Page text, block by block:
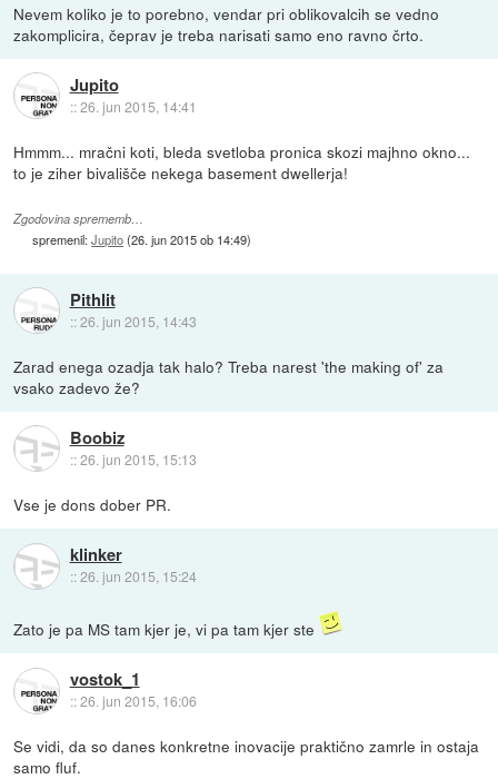
Nevem koliko je to porebno, vendar pri oblikovalcih se vedno
zakomplicira, čeprav je treba narisati samo eno ravno črto.
Jupito
::26. jun 2015, 14:41
Hmmm... mračni koti, bleda svetloba pronica skozi majhno okno...
to je ziher bivališče nekega basement dwellerja!
Zgodovina sprememb…
spremenil:Jupito(26. jun 2015 ob 14:49)
Pithlit
::26. jun 2015, 14:43
Zarad enega ozadja tak halo? Treba narest 'the making of' za
vsako zadevo že?
Boobiz
::26. jun 2015, 15:13
Vse je dons dober PR.
klinker
::26. jun 2015, 15:24
Zato je pa MS tam kjer je, vi pa tam kjer ste
vostok_1
::26. jun 2015, 16:06
Se vidi, da so danes konkretne inovacije praktično zamrle in ostaja
samo fluf.